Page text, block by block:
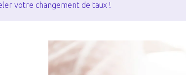
votre changement de taux !